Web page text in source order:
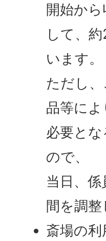
開始から
して、
います。
ただし
品等によ
必要と
ので、
当日、
間を調整
斎場の利